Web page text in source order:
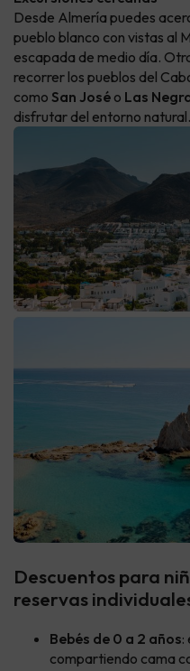
Desde Almería puedes
pueblo blanco con vistas al
escapada de medio día.
recorrer los pueblos del
como San José o Las
disfrutar del entorno natural.
Descuentos para
reservas
Bebés de 0 a 2 años:
compartiendo cama